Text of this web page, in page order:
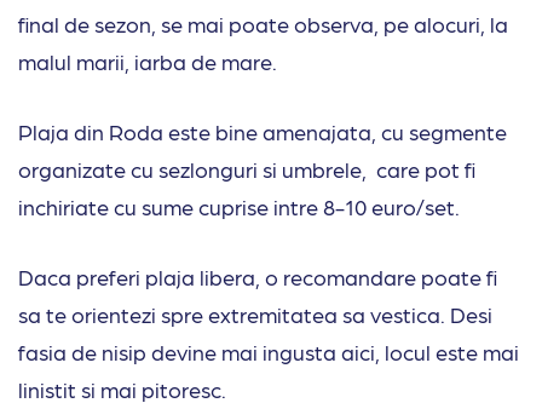
final de sezon, se mai poate observa, pe alocuri, la
malul marii, iarba de mare.
Plaja din Roda este bine amenajata, cu segmente
organizate cu sezlonguri si umbrele, care pot fi
inchiriate cu sume cuprise intre 8-10 euro/set.
Daca preferi plaja libera, o recomandare poate fi
sa te orientezi spre extremitatea sa vestica. Desi
fasia de nisip devine mai ingusta aici, locul este mai
linistit si mai pitoresc.